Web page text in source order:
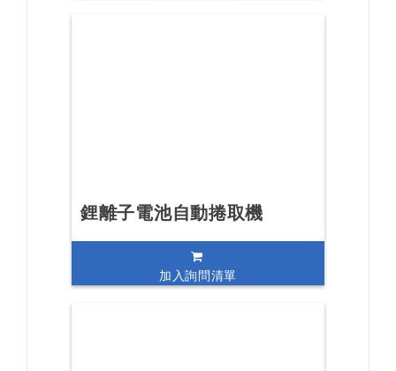
鋰離子電池自動捲取機
加入詢問清單